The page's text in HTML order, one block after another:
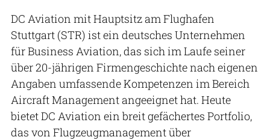
DC Aviation mit Hauptsitz am Flughafen
Stuttgart (STR) ist ein deutsches Unternehmen
für Business Aviation, das sich im Laufe seiner
über 20-jährigen Firmengeschichte nach eigenen
Angaben umfassende Kompetenzen im Bereich
Aircraft Management angeeignet hat. Heute
bietet DC Aviation ein breit gefächertes Portfolio,
das von Flugzeugmanagement über